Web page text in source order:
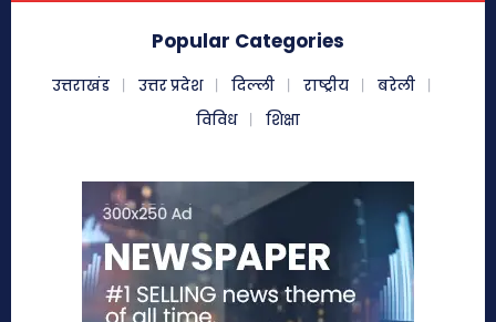
Popular Categories
उत्तराखंड उत्तर प्रदेश दिल्ली राष्ट्रीय
बरेली
विविध
शिक्षा